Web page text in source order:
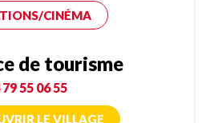
CINÉMA
de tourisme
79 55 06 55
LE VILLAGE